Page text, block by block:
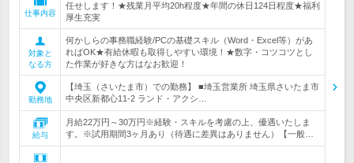
仕事内容
任せします！★残業月平均20h程度★年間の休日124日程度★福利
厚生充実
対象と
なる方
何かしらの事務職経験/PCの基礎スキル（Word・Excel等）があ
ればOK★有給休暇も取得しやすい環境！★数字・コツコツとし
た作業が好きな方はなお歓迎！
勤務地
【埼玉（さいたま市）での勤務】 ■埼玉営業所 埼玉県さいたま市
中央区新都心11-2 ランド・アクシ…
給与
月給22万円～30万円※経験・スキルを考慮の上、優遇いたしま
す。※試用期間3ヶ月あり（待遇に差異はありません）【一般…